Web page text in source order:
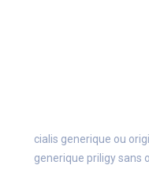
cialis generique ou
generique priligy sans